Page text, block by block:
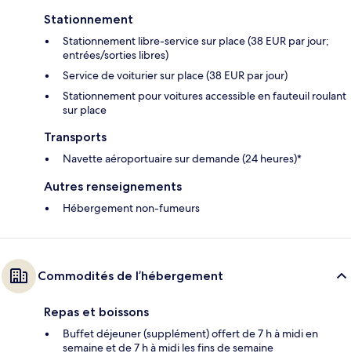
Stationnement
Stationnement libre-service sur place (38 EUR par jour;
entrées/sorties libres)
Service de voiturier sur place (38 EUR par jour)
Stationnement pour voitures accessible en fauteuil roulant
sur place
Transports
Navette aéroportuaire sur demande (24 heures)*
Autres renseignements
Hébergement non-fumeurs
Commodités de l’hébergement
Repas et boissons
Buffet déjeuner (supplément) offert de 7 h à midi en
semaine et de 7 h à midi les fins de semaine